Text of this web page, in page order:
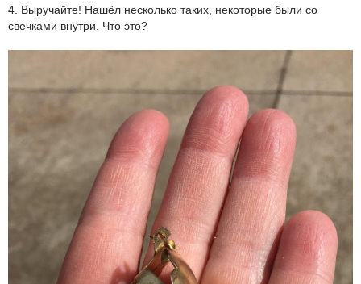
4. Выручайте! Нашёл несколько таких, некоторые были со
свечками внутри. Что это?